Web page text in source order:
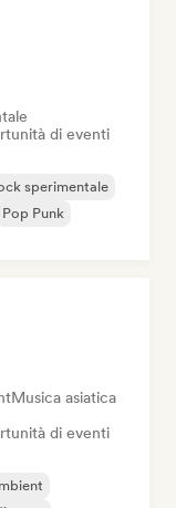
di eventi
sperimentale
Pop Punk
Musica asiatica
di eventi